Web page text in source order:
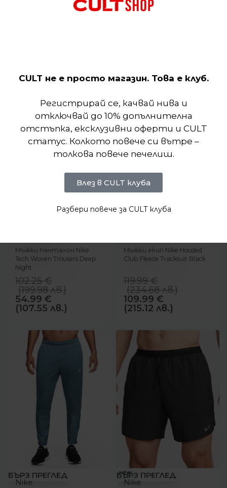
комфорт при всички ваши движения.
Мъжки панталон Nike
Tech Woven Trousers Deep
Night
102.25€
(199.98лв.)
54.99 €
(107.55 лв.)
Мъжки екип Nike Hooded
Club Fleece Тracksuit Black
119.99€
(234.68лв.)
109.99 €
(215.12 лв.)
-43%
БЪРЗ ПРЕГЛЕД
Nike
-17%
NEW
БЪРЗ ПРЕГЛЕД
Nike
CULT не е просто магазин. Това е клуб.
Регистрирай се, качвай нива и
отключвай до 10% допълнителна
отстъпка, ексклузивни оферти и CULT
статус. Колкото повече си вътре –
толкова повече печелиш.
Влез в CULT клуба
Разбери повече за CULT клуба